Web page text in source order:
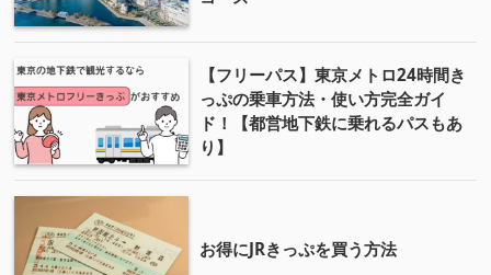
【フリーパス】東京メトロ24時間き
っぷの乗車方法・使い方完全ガイ
ド！【都営地下鉄に乗れるパスもあ
り】
お得にJRきっぷを買う方法